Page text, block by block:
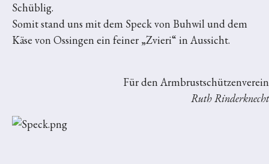
Schüblig.
Somit stand uns mit dem Speck von Buhwil und dem
Käse von Ossingen ein feiner „Zvieri“ in Aussicht.
Für den Armbrustschützenverein
Ruth Rinderknecht